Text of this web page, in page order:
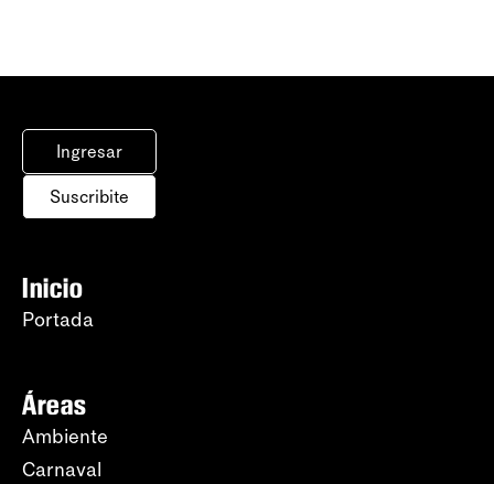
Ingresar
Suscribite
Inicio
Portada
Áreas
Ambiente
Carnaval